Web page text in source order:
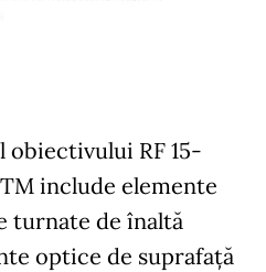
obiectivului RF 15-
include elemente
turnate de înaltă
optice de suprafață